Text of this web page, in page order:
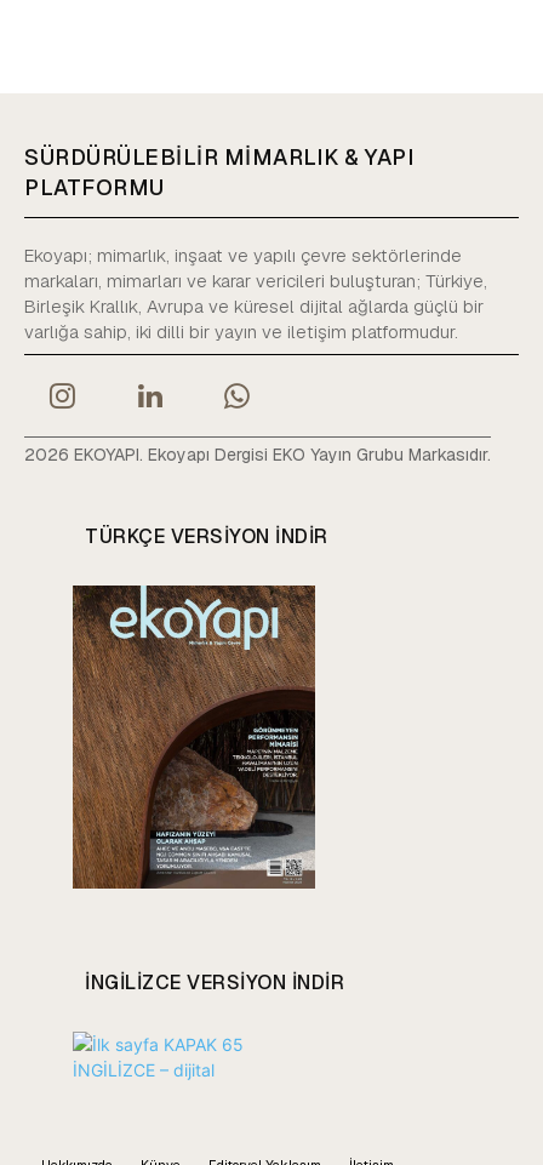
SÜRDÜRÜLEBİLİR MİMARLIK & YAPI
PLATFORMU
Ekoyapı; mimarlık, inşaat ve yapılı çevre sektörlerinde
markaları, mimarları ve karar vericileri buluşturan; Türkiye,
Birleşik Krallık, Avrupa ve küresel dijital ağlarda güçlü bir
varlığa sahip, iki dilli bir yayın ve iletişim platformudur.
2026 EKOYAPI. Ekoyapı Dergisi EKO Yayın Grubu Markasıdır.
TÜRKÇE VERSIYON INDIR
INGILIZCE VERSIYON INDIR